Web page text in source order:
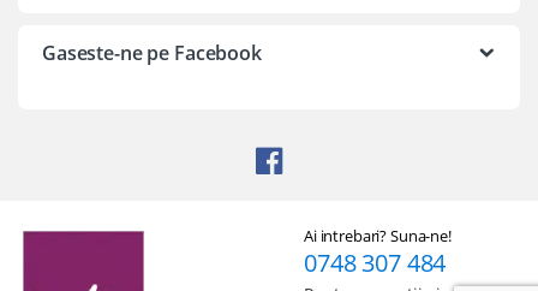
Gaseste-ne pe Facebook
Ai intrebari? Suna-ne!
0748 307 484